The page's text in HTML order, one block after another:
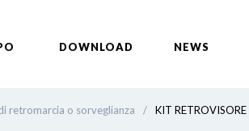
DOWNLOAD NEWS
retromarcia o sorveglianza / KIT